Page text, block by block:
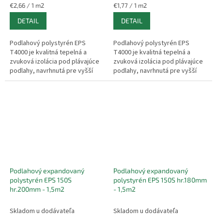
Jednotková
cena:
€2,66 / 1 m2
DETAIL
Podlahový polystyrén EPS
T4000 je kvalitná tepelná a
zvuková izolácia pod plávajúce
podlahy, navrhnutá pre vyšší
komfort bývania. Pomáha
Jednotková
cena:
€1,77 / 1 m2
DETAIL
Podlahový polystyrén EPS
T4000 je kvalitná tepelná a
zvuková izolácia pod plávajúce
podlahy, navrhnutá pre vyšší
komfort bývania. Pomáha
Podlahový expandovaný
polystyrén EPS 150S
hr.200mm - 1,5m2
Skladom u dodávateľa
Podlahový expandovaný
polystyrén EPS 150S hr.180mm
- 1,5m2
Skladom u dodávateľa